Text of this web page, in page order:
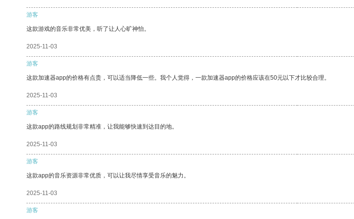
游客
这款游戏的音乐非常优美，听了让人心旷神怡。
2025-11-03
游客
这款加速器app的价格有点贵，可以适当降低一些。我个人觉得，一款加速器app的价格应该在50元以下才比较合理。
2025-11-03
游客
这款app的路线规划非常精准，让我能够快速到达目的地。
2025-11-03
游客
这款app的音乐资源非常优质，可以让我尽情享受音乐的魅力。
2025-11-03
游客